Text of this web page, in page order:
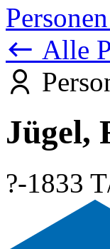
Alle
Jügel,
?-1833